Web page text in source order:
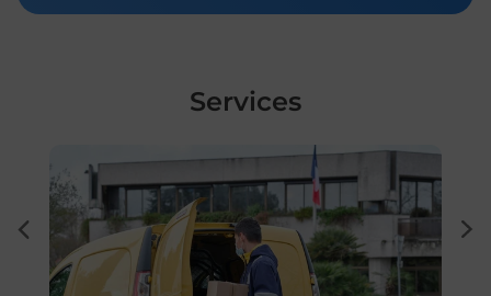
Services